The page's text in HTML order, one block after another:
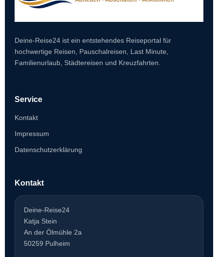
Deine-Reise24 ist ein entstehendes Reiseportal für
hochwertige Reisen, Pauschalreisen, Last Minute,
Familienurlaub, Städtereisen und Kreuzfahrten.
Service
Kontakt
Impressum
Datenschutzerklärung
Kontakt
Deine-Reise24
Katja Stein
An der Ölmühle 2a
50259 Pulheim